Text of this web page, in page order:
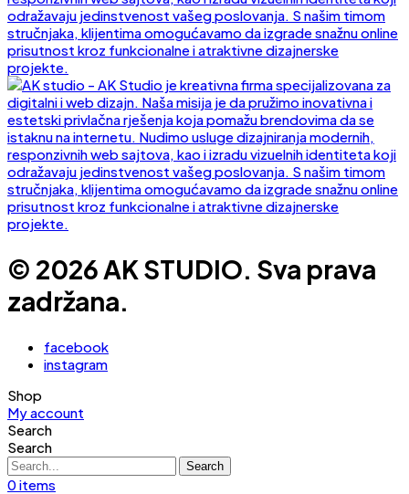
© 2026 AK STUDIO. Sva prava
zadržana.
facebook
instagram
Shop
My account
Search
Search
Search
0items